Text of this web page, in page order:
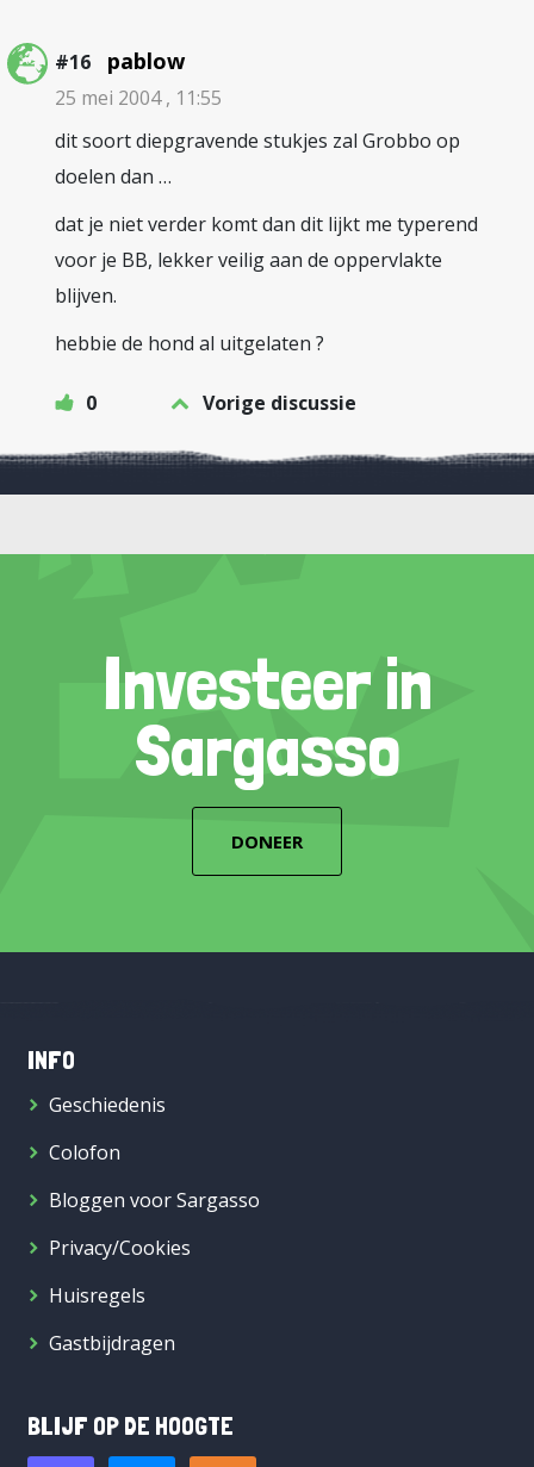
#16 pablow
25 mei 2004 , 11:55
dit soort diepgravende stukjes zal Grobbo op
doelen dan …
dat je niet verder komt dan dit lijkt me typerend
voor je BB, lekker veilig aan de oppervlakte
blijven.
hebbie de hond al uitgelaten ?
0 Vorige discussie
Investeer in
Sargasso
DONEER
INFO
Geschiedenis
Colofon
Bloggen voor Sargasso
Privacy/Cookies
Huisregels
Gastbijdragen
BLIJF OP DE HOOGTE